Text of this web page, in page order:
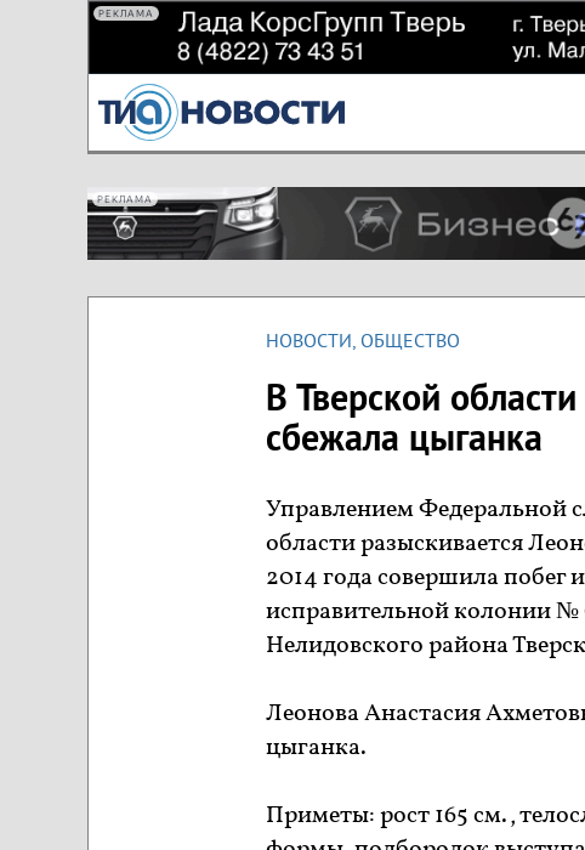
РЕКЛАМА
РЕКЛАМА
НОВОСТИ, ОБЩЕСТВО
В Тверской
сбежала цыганка
Управлением Федеральной
области разыскивается
2014 года совершила побег
исправительной колонии
Нелидовского района
Леонова Анастасия
цыганка.
Приметы: рост 165 см.,